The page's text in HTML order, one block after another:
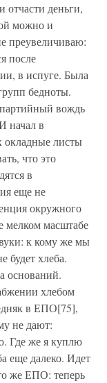
отчасти деньги,
можно и
преувеличиваю:
после
в испуге. Была
бедноты.
вождь
начал в
окладные листы
что это
в
еще не
окружного
мелком масштабе
к кому же мы
будет хлеба.
оснований.
хлебом
в ЕПО[75],
не дают:
Где же я куплю
еще далеко. Идет
же ЕПО: теперь